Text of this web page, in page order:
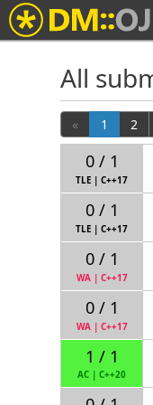
All
« 1 2
0 / 1
TLE |C++17
0 / 1
TLE |C++17
0 / 1
WA| C++17
0 / 1
WA| C++17
1 / 1
AC |C++20